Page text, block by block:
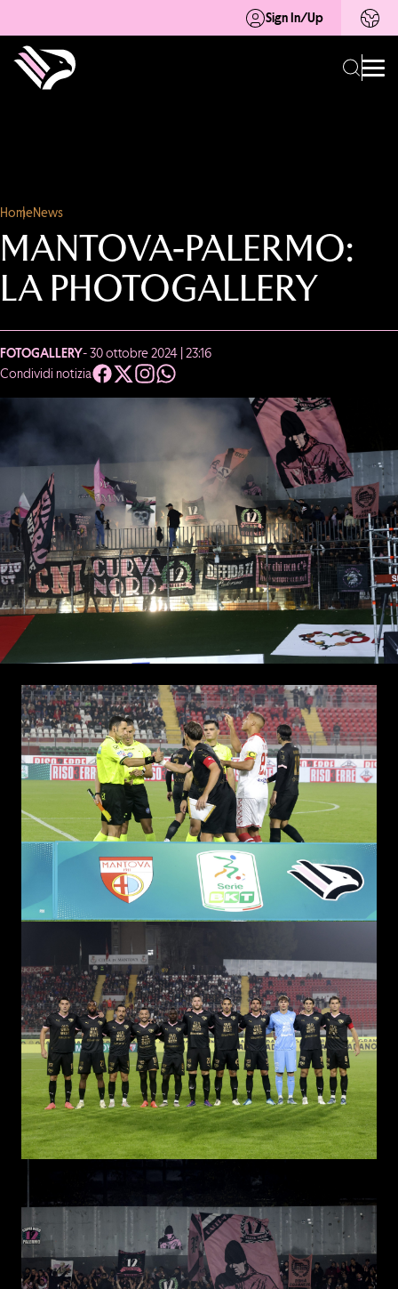
Sign In/Up
HomeNews
MANTOVA-PALERMO:
LA PHOTOGALLERY
FOTOGALLERY- 30 ottobre 2024 | 23:16
Condividi notizia